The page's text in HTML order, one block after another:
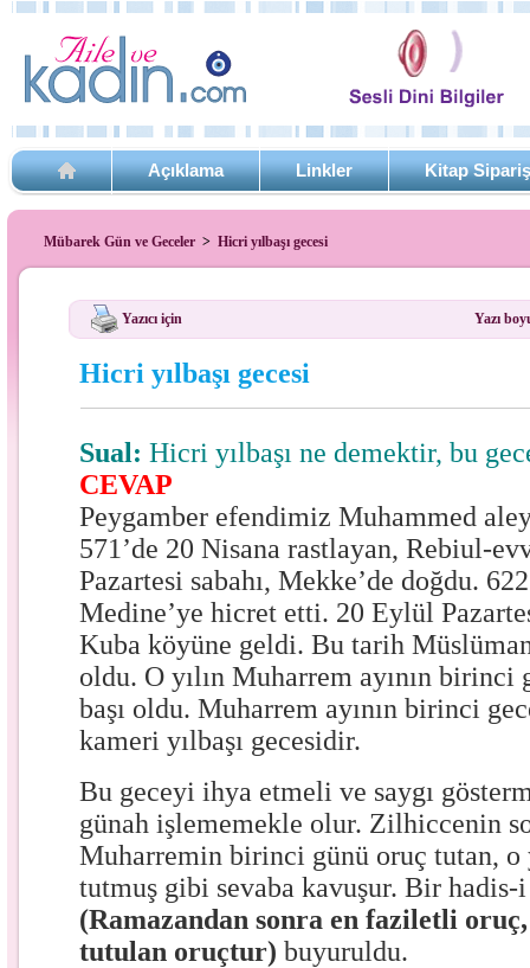
Açıklama Linkler Kitap
Mübarek Gün ve Geceler > Hicri yılbaşı gecesi
Yazıcı için Yazı
Hicri yılbaşı gecesi
Sual:Hicri yılbaşı ne demektir, bu
CEVAP
Peygamber efendimiz Muhammed
571’de 20 Nisana rastlayan, Rebiul-
Pazartesi sabahı, Mekke’de doğdu.
Medine’ye hicret etti. 20 Eylül
Kuba köyüne geldi. Bu tarih
oldu. O yılın Muharrem ayının birinci
başı oldu. Muharrem ayının birinci
kameri yılbaşı gecesidir.
Bu geceyi ihya etmeli ve saygı
günah işlememekle olur. Zilhiccenin
Muharremin birinci günü oruç tutan, o
tutmuş gibi sevaba kavuşur. Bir hadis-
(Ramazandan sonra en faziletli
tutulan oruçtur)buyuruldu.